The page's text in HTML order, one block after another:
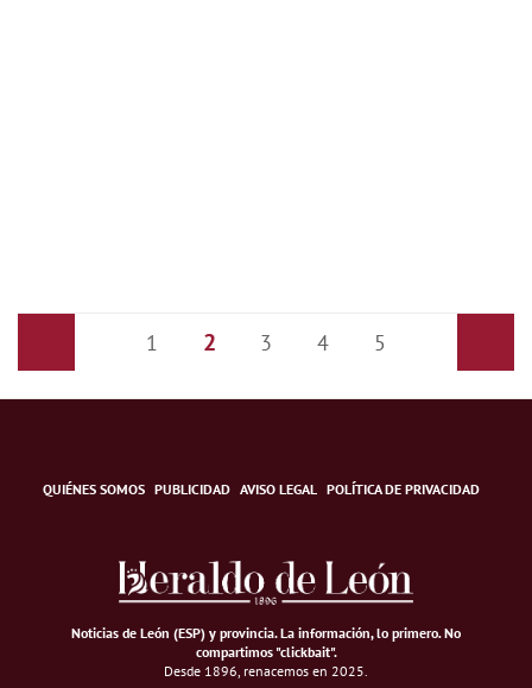
1 2 3 4 5
QUIÉNES SOMOS PUBLICIDAD AVISO LEGAL POLÍTICA DE PRIVACIDAD
Noticias de León (ESP) y provincia. La información, lo primero.No
compartimos "clickbait".
Desde 1896, renacemos en 2025.